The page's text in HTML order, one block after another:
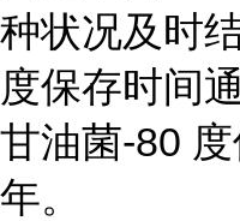
种状况及时
度保存时间
甘油菌-80
年。